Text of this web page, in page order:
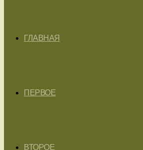
ГЛАВНАЯ
ПЕРВОЕ
ВТОРОЕ